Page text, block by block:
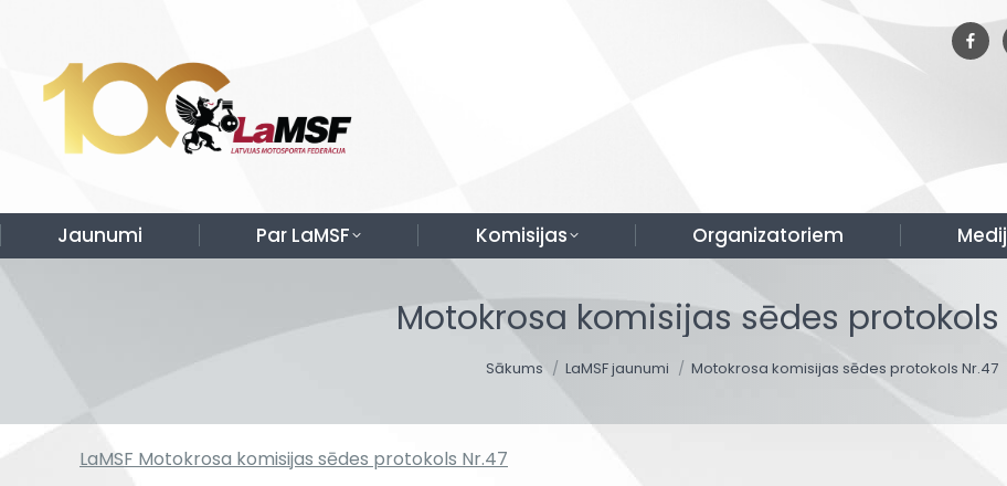
Jaunumi Par LaMSF Komisijas Organizatoriem
Motokrosa komisijas sēdes protokols
Sākums LaMSF jaunumi Motokrosa komisijas sēdes protokols Nr.47
LaMSF Motokrosa komisijas sēdes protokols Nr.47